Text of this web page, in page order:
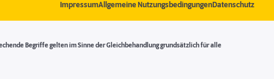
ImpressumAllgemeine NutzungsbedingungenDatenschutz
Begriffe gelten im Sinne der Gleichbehandlung grundsätzlich für alle